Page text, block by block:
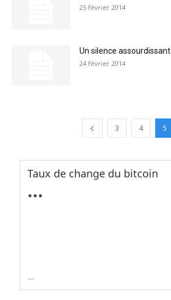
25 février 2014
Un silence assourdissant
24 février 2014
3 4 5
Taux de change du bitcoin
...
...